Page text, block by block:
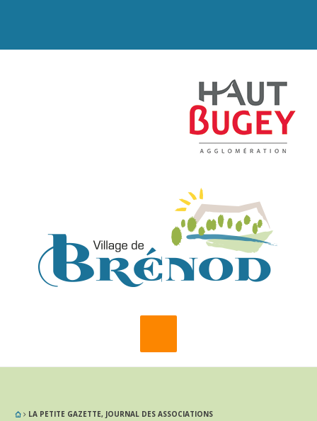
LA PETITE GAZETTE, JOURNAL DES ASSOCIATIONS